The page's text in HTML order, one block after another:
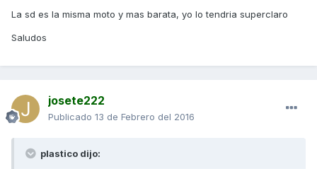
La sd es la misma moto y mas barata, yo lo tendria superclaro
Saludos
josete222
Publicado 13 de Febrero del 2016
plastico dijo: